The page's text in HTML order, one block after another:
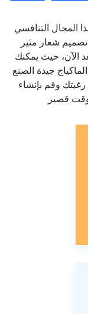
المجال التنافسي
شعار مثير
الآن، حيث يمكنك
جيدة الصنع
وقم بإنشاء